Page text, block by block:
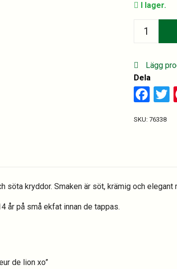
I lager.
Christian
drouin
de
lion
xo
quantity
Lägg
Dela
SKU: 76338
söta kryddor. Smaken är söt, krämig och elegant
år på små ekfat innan de tappas.
de lion xo”